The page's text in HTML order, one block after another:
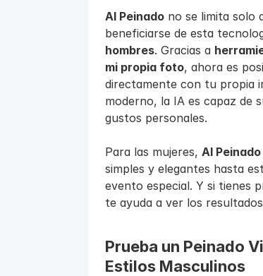
AI Peinado no se limita solo
beneficiarse de esta
hombres. Gracias a
mi propia foto, ahora es
directamente con tu propia
moderno, la IA es capaz de
gustos personales.
Para las mujeres, AI Peinado
simples y elegantes hasta
evento especial. Y si tienes
te ayuda a ver los
Prueba un Peinado
Estilos Masculinos